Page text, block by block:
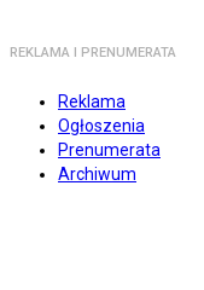
REKLAMA I PRENUMERATA
Reklama
Ogłoszenia
Prenumerata
Archiwum